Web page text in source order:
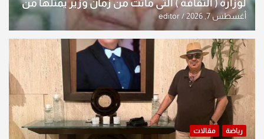
لوزارة ( الثقافة ) التي ماتت من زمان وزير يمثلها من
النخبة والإرث العظيم للثقافة العراقية..
أغسطس 7, 2026 editor
رياضة مقالات